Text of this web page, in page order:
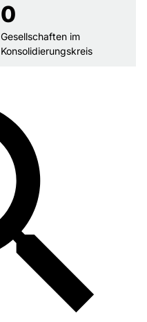
0
Gesellschaften im
Konsolidierungskreis